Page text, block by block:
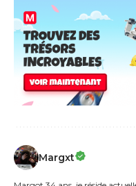
Margxt